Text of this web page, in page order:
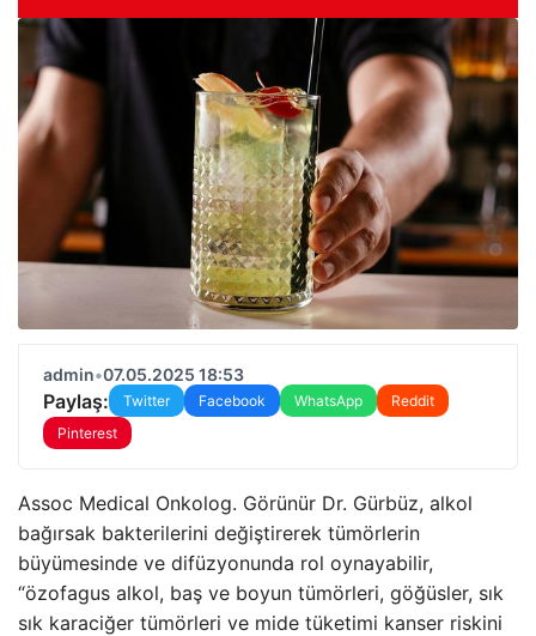
admin•07.05.2025 18:53
Paylaş: Twitter Facebook WhatsApp
Reddit
Pinterest
Assoc Medical Onkolog. Görünür Dr. Gürbüz, alkol
bağırsak bakterilerini değiştirerek tümörlerin
büyümesinde ve difüzyonunda rol oynayabilir,
“özofagus alkol, baş ve boyun tümörleri, göğüsler, sık
sık karaciğer tümörleri ve mide tüketimi kanser riskini